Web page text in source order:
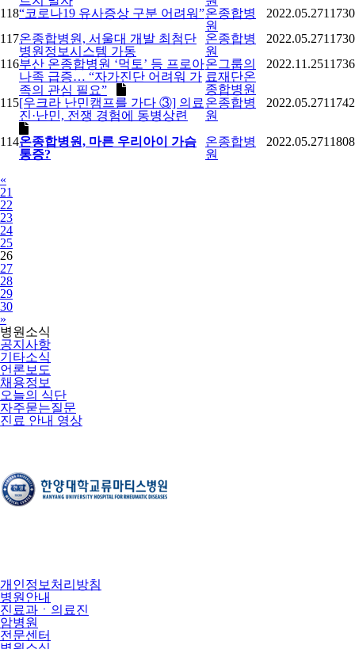
118“코로나19 유사증상 구분 어려워”온종합병
원
2022.05.2711730
117온종합병원, 서울대 개발 최첨단
병원정보시스템 가동
온종합병
원
2022.05.2711730
116부산 온종합병원 ‘먹토’ 등 프로아
나족 급증… “자가진단 어려워 가
족의 관심 필요”
온그룹의
료재단온
종합병원
2022.11.2511736
115[우크라 난민캠프를 가다 ③] 의료
진·난민, 전쟁 경험에 동병상련
온종합병
원
2022.05.2711742
114온종합병원, 마른 우리아이 가슴
통증?
온종합병
원
2022.05.2711808
«
21
22
23
24
25
26
27
28
29
30
»
병원소식
공지사항
기타소식
언론보도
채용정보
오늘의 식단
자주묻는질문
진료 안내 영상
개인정보처리방침
병원안내
진료과ㆍ의료진
암병원
전문센터